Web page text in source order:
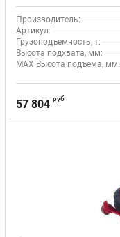
Производитель:
Артикул:
Грузоподъемность, т:
Высота подхвата, мм:
MAX Высота подъема, мм:
57 804 руб